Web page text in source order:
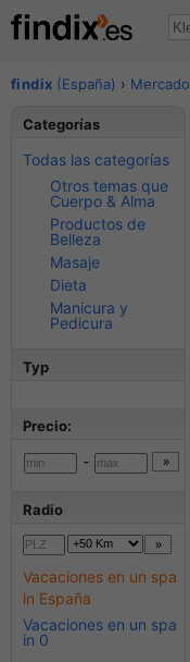
findix (España) › Mercado
Categorías
Todas las categorías
Otros temas que
Cuerpo & Alma
Productos de
Belleza
Masaje
Dieta
Manicura y
Pedicura
Typ
Precio:
-
Radio
Vacaciones en un spa
in España
Vacaciones en un spa
in 0